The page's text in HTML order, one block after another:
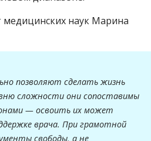
медицинских наук Марина
позволяют сделать жизнь
сложности они сопоставимы
— освоить их может
врача. При грамотной
свободы, а не